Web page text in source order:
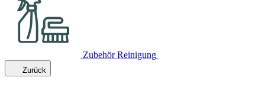
Zubehör Reinigung
Zurück